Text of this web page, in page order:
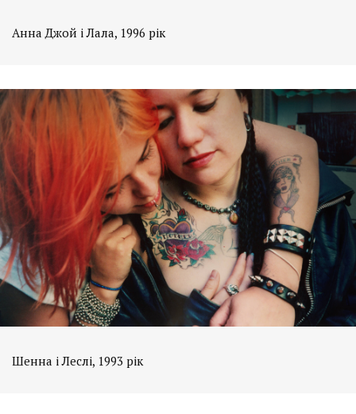
Анна Джой і Лала, 1996 рік
Шенна і Леслі, 1993 рік